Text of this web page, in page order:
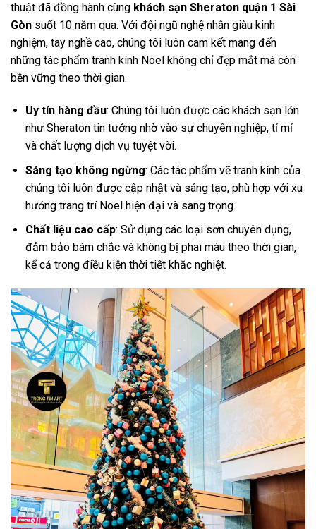
thuật đã đồng hành cùng khách sạn Sheraton quận 1 Sài
Gòn suốt 10 năm qua. Với đội ngũ nghệ nhân giàu kinh
nghiệm, tay nghề cao, chúng tôi luôn cam kết mang đến
những tác phẩm tranh kính Noel không chỉ đẹp mắt mà còn
bền vững theo thời gian.
Uy tín hàng đầu: Chúng tôi luôn được các khách sạn lớn
như Sheraton tin tưởng nhờ vào sự chuyên nghiệp, tỉ mỉ
và chất lượng dịch vụ tuyệt vời.
Sáng tạo không ngừng: Các tác phẩm vẽ tranh kính của
chúng tôi luôn được cập nhật và sáng tạo, phù hợp với xu
hướng trang trí Noel hiện đại và sang trọng.
Chất liệu cao cấp: Sử dụng các loại sơn chuyên dụng,
đảm bảo bám chắc và không bị phai màu theo thời gian,
kể cả trong điều kiện thời tiết khắc nghiệt.